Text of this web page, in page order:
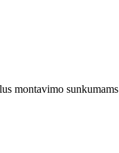
montavimo sunkumams